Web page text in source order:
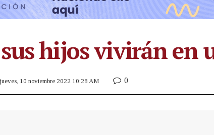
hijos vivirán en
jueves, 10 noviembre 2022 10:28 AM 0